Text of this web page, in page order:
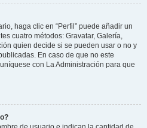
haga clic en “Perfil” puede añadir un
cuatro métodos: Gravatar, Galería,
quien decide si se pueden usar o no y
En caso de que no este
con La Administración para que